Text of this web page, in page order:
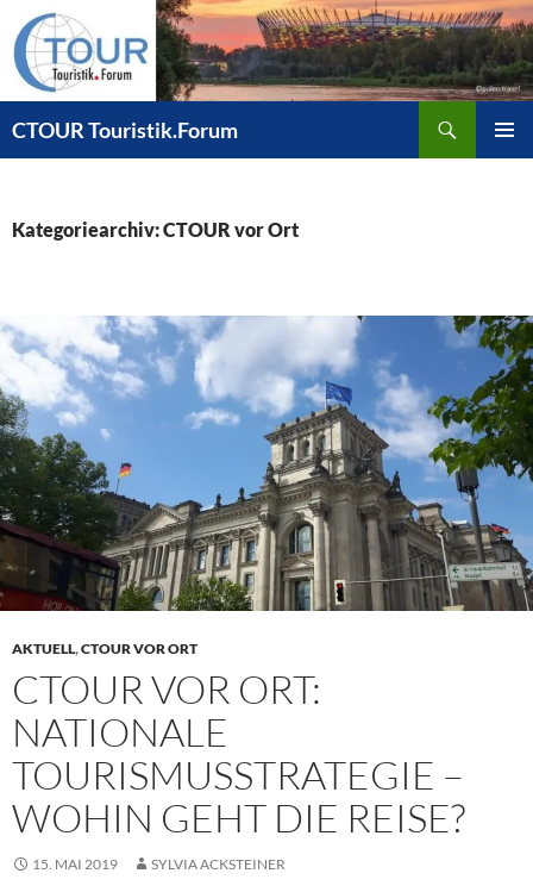
Zum
Inhalt
springen
CTOUR Touristik.Forum
Kategoriearchiv: CTOUR vor Ort
AKTUELL,CTOUR VOR ORT
CTOUR VOR ORT:
NATIONALE
TOURISMUSSTRATEGIE –
WOHIN GEHT DIE REISE?
15. MAI 2019 SYLVIA ACKSTEINER